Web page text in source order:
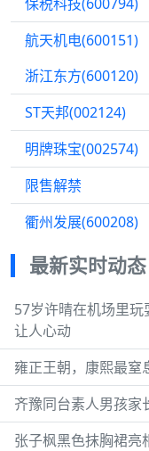
航天机电(600151)
浙江东方(600120)
ST天邦(002124)
明牌珠宝(002574)
限售解禁
衢州发展(600208)
最新实时动态
57岁许晴在机场里玩
让人心动
雍正王朝，康熙最窒
齐豫同台素人男孩家
张子枫黑色抹胸裙亮